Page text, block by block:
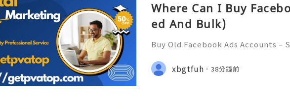
Where Can I Buy
ed And Bulk)
Buy Old Facebook Ads Accounts –
✨ INSTANT REPLY GUARANTEED
getpvatop ⚡️📢👤🔔 Telegram
xbgtfuh 38分鐘前